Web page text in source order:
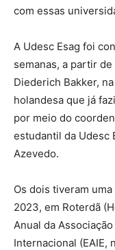
com essas
A Udesc Esag foi
semanas, a partir
Diederich Bakker, na
holandesa que já
por meio do
estudantil da Udesc
Azevedo.
Os dois tiveram
2023, em Roterdã
Anual da
Internacional (EAIE,